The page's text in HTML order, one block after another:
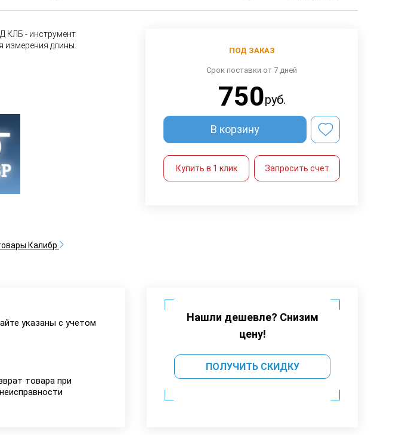
КЛБ - инструмент
измерения длины.
Калибр
ПОД ЗАКАЗ
Срок поставки от 7 дней
750руб.
В корзину
Купить в 1 клик Запросить счет
указаны с учетом
товара при
Нашли дешевле? Снизим
цену!
ПОЛУЧИТЬ СКИДКУ